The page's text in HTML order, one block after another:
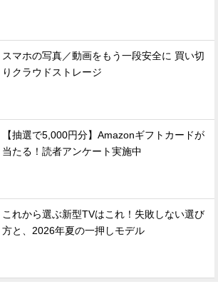
スマホの写真／動画をもう一段安全に 買い切
りクラウドストレージ
【抽選で5,000円分】Amazonギフトカードが
当たる！読者アンケート実施中
これから選ぶ新型TVはこれ！失敗しない選び
方と、2026年夏の一押しモデル